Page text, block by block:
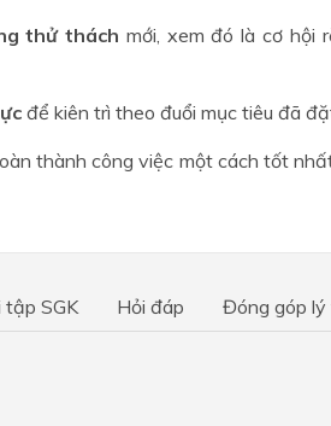
thử thách mới, xem đó là cơ hội
để kiên trì theo đuổi mục tiêu đã
thành công việc một cách tốt
tập SGK Hỏi đáp Đóng góp